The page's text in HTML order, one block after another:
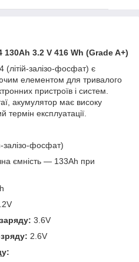
3.2 V 416 Wh (Grade A+)
залізо-фосфат) є
елементом для тривалого
пристроїв і систем.
акумулятор має високу
термін експлуатації.
залізо-фосфат)
ємність — 133Ah при
3.6V
2.6V